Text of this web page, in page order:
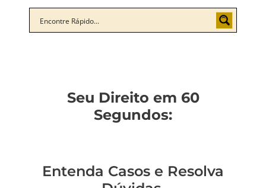
Seu Direito em 60
Segundos:
Entenda Casos e Resolva